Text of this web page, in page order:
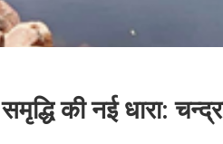
की नई धारा: